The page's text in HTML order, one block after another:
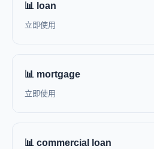
📊 loan
立即使用
📊 mortgage
立即使用
📊 commercial loan